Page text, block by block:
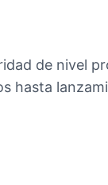
de nivel
hasta